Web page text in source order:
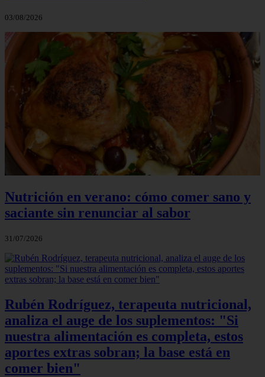
03/08/2026
Nutrición en verano: cómo comer sano y
saciante sin renunciar al sabor
31/07/2026
Rubén Rodríguez, terapeuta nutricional,
analiza el auge de los suplementos: "Si
nuestra alimentación es completa, estos
aportes extras sobran; la base está en
comer bien"